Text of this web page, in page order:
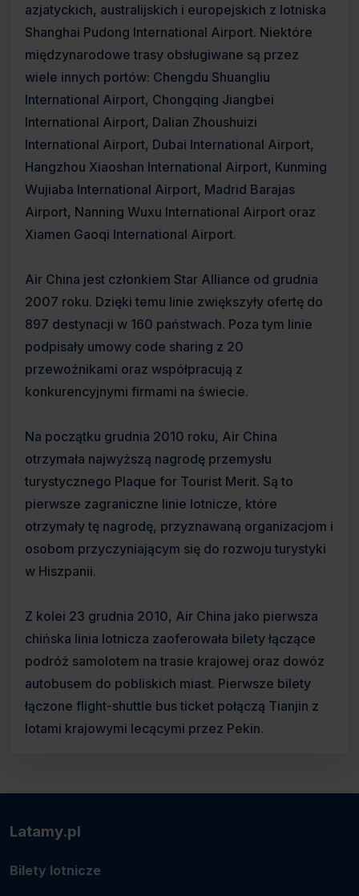
azjatyckich, australijskich i europejskich z lotniska
Shanghai Pudong International Airport. Niektóre
międzynarodowe trasy obsługiwane są przez
wiele innych portów: Chengdu Shuangliu
International Airport, Chongqing Jiangbei
International Airport, Dalian Zhoushuizi
International Airport, Dubai International Airport,
Hangzhou Xiaoshan International Airport, Kunming
Wujiaba International Airport, Madrid Barajas
Airport, Nanning Wuxu International Airport oraz
Xiamen Gaoqi International Airport.
Air China jest członkiem Star Alliance od grudnia
2007 roku. Dzięki temu linie zwiększyły ofertę do
897 destynacji w 160 państwach. Poza tym linie
podpisały umowy code sharing z 20
przewoźnikami oraz współpracują z
konkurencyjnymi firmami na świecie.
Na początku grudnia 2010 roku, Air China
otrzymała najwyższą nagrodę przemysłu
turystycznego Plaque for Tourist Merit. Są to
pierwsze zagraniczne linie lotnicze, które
otrzymały tę nagrodę, przyznawaną organizacjom i
osobom przyczyniającym się do rozwoju turystyki
w Hiszpanii.
Z kolei 23 grudnia 2010, Air China jako pierwsza
chińska linia lotnicza zaoferowała bilety łączące
podróż samolotem na trasie krajowej oraz dowóz
autobusem do pobliskich miast. Pierwsze bilety
łączone flight-shuttle bus ticket połączą Tianjin z
lotami krajowymi lecącymi przez Pekin.
Latamy.pl
Bilety lotnicze